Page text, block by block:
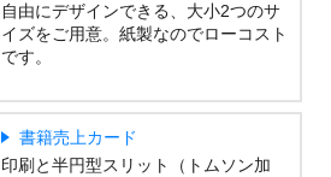
自由にデザインできる、大小2つのサ
イズをご用意。紙製なのでローコスト
です。
書籍売上カード
印刷と半円型スリット（トムソン加